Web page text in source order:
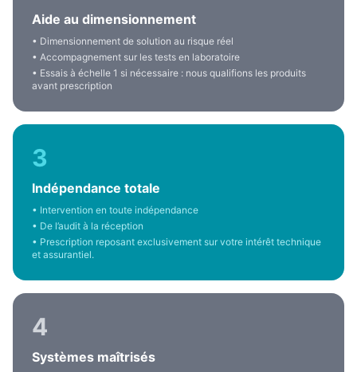
Aide au dimensionnement
• Dimensionnement de solution au risque réel
• Accompagnement sur les tests en laboratoire
• Essais à échelle 1 si nécessaire : nous qualifions les produits
avant prescription
3
Indépendance totale
• Intervention en toute indépendance
• De l’audit à la réception
• Prescription reposant exclusivement sur votre intérêt technique
et assurantiel.
4
Systèmes maîtrisés